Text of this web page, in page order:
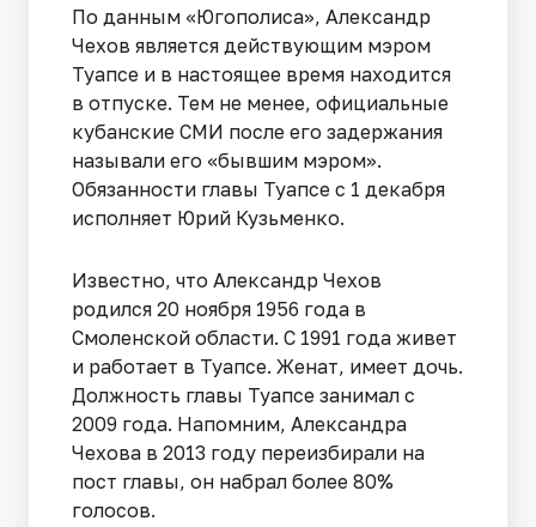
По данным «Югополиса», Александр
Чехов является действующим мэром
Туапсе и в настоящее время находится
в отпуске. Тем не менее, официальные
кубанские СМИ после его задержания
называли его «бывшим мэром».
Обязанности главы Туапсе с 1 декабря
исполняет Юрий Кузьменко.
Известно, что Александр Чехов
родился 20 ноября 1956 года в
Смоленской области. С 1991 года живет
и работает в Туапсе. Женат, имеет дочь.
Должность главы Туапсе занимал с
2009 года. Напомним, Александра
Чехова в 2013 году переизбирали на
пост главы, он набрал более 80%
голосов.